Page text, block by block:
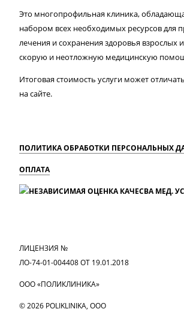
Это многопрофильная клиника,
набором всех необходимых ресурсов для
лечения и сохранения здоровья взрослых
скорую и неотложную медицинскую
Итоговая стоимость услуги может
на сайте.
ПОЛИТИКА ОБРАБОТКИ ПЕРСОНАЛЬНЫХ
ОПЛАТА
ЛИЦЕНЗИЯ №
ЛО-74-01-004408 ОТ 19.01.2018
ООО «ПОЛИКЛИНИКА»
© 2026 POLIKLINIKA, OOO